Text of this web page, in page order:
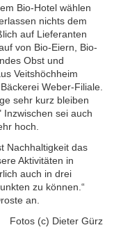
Bio-Hotel wählen
nichts dem
auf Lieferanten
von Bio-Eiern, Bio-
Obst und
Veitshöchheim
Weber-Filiale.
sehr kurz bleiben
sei auch
hoch.
Nachhaltigkeit das
Aktivitäten in
auch in drei
zu können.“
an.
Fotos (c) Dieter Gürz